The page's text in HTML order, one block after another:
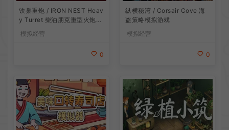
铁巢重炮 / IRON NEST Heav
y Turret 柴油朋克重型火炮游
戏
模拟经营
0
纵横秘湾 / Corsair Cove 海
盗策略模拟游戏
模拟经营
0